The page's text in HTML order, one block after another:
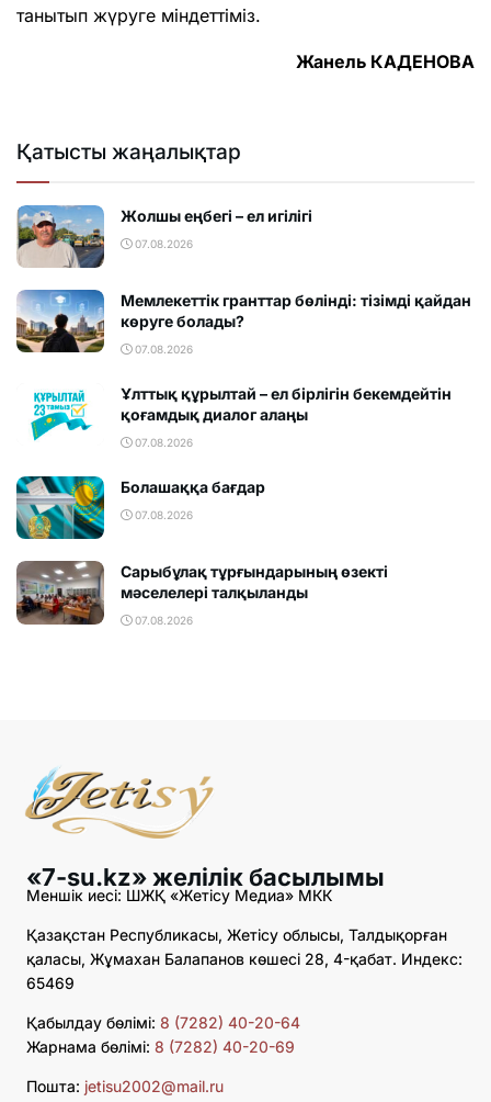
танытып жүруге міндеттіміз.
Жанель КАДЕНОВА
Қатысты жаңалықтар
Жолшы еңбегі – ел игілігі
07.08.2026
Мемлекеттік гранттар бөлінді: тізімді қайдан
көруге болады?
07.08.2026
Ұлттық құрылтай – ел бірлігін бекемдейтін
қоғамдық диалог алаңы
07.08.2026
Болашаққа бағдар
07.08.2026
Сарыбұлақ тұрғындарының өзекті
мәселелері талқыланды
07.08.2026
«7-su.kz» желілік басылымы
Меншік иесі: ШЖҚ «Жетісу Медиа» МКК
Қазақстан Республикасы, Жетісу облысы, Талдықорған
қаласы, Жұмахан Балапанов көшесі 28, 4-қабат. Индекс:
65469
Қабылдау бөлімі: 8 (7282) 40-20-64
Жарнама бөлімі: 8 (7282) 40-20-69
Пошта: jetisu2002@mail.ru